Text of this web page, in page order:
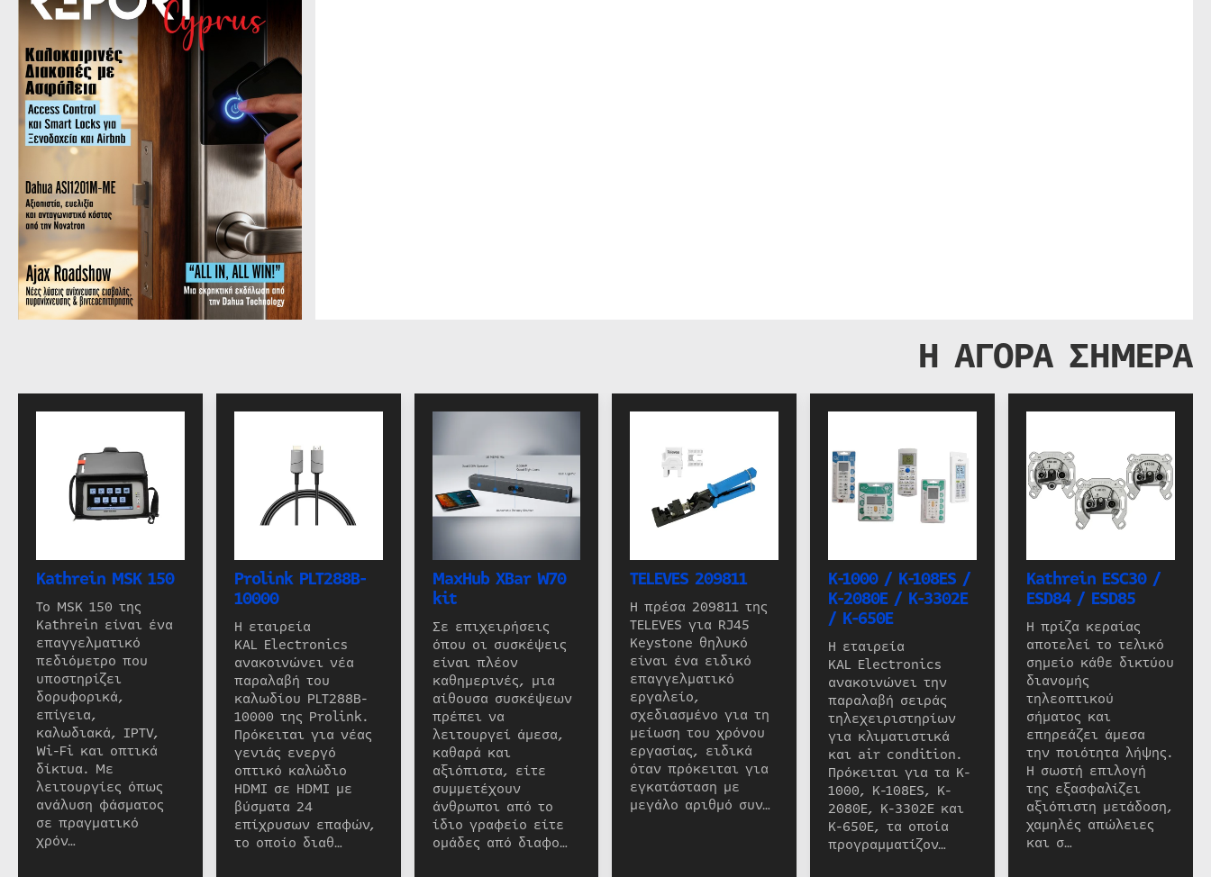
Η ΑΓΟΡΑ ΣΗΜΕΡΑ
Kathrein MSK 150
Το MSK 150 της
Kathrein είναι ένα
επαγγελματικό
πεδιόμετρο που
υποστηρίζει
δορυφορικά,
επίγεια,
καλωδιακά, IPTV,
Wi-Fi και οπτικά
δίκτυα. Με
λειτουργίες όπως
ανάλυση φάσματος
σε πραγματικό
χρόν…
Prolink PLT288B-
10000
Η εταιρεία
KAL Electronics
ανακοινώνει νέα
παραλαβή του
καλωδίου PLT288B-
10000 της Prolink.
Πρόκειται για νέας
γενιάς ενεργό
οπτικό καλώδιο
HDMI σε HDMI με
βύσματα 24
επίχρυσων επαφών,
το οποίο διαθ…
MaxHub XBar W70
kit
Σε επιχειρήσεις
όπου οι συσκέψεις
είναι πλέον
καθημερινές, μια
αίθουσα συσκέψεων
πρέπει να
λειτουργεί άμεσα,
καθαρά και
αξιόπιστα, είτε
συμμετέχουν
άνθρωποι από το
ίδιο γραφείο είτε
ομάδες από διαφο…
TELEVES 209811
Η πρέσα 209811 της
TELEVES για RJ45
Keystone θηλυκό
είναι ένα ειδικό
επαγγελματικό
εργαλείο,
σχεδιασμένο για τη
μείωση του χρόνου
εργασίας, ειδικά
όταν πρόκειται για
εγκατάσταση με
μεγάλο αριθμό συν…
K-1000 / K-108ES /
K-2080E / K-3302E
/ K-650E
Η εταιρεία
KAL Electronics
ανακοινώνει την
παραλαβή σειράς
τηλεχειριστηρίων
για κλιματιστικά
και air condition.
Πρόκειται για τα K-
1000, K-108ES, K-
2080E, K-3302E και
K-650E, τα οποία
προγραμματίζον…
Kathrein ESC30 /
ESD84 / ESD85
Η πρίζα κεραίας
αποτελεί το τελικό
σημείο κάθε δικτύου
διανομής
τηλεοπτικού
σήματος και
επηρεάζει άμεσα
την ποιότητα λήψης.
Η σωστή επιλογή
της εξασφαλίζει
αξιόπιστη μετάδοση,
χαμηλές απώλειες
και σ…